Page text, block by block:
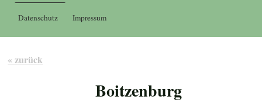
Datenschutz Impressum
« zurück
Boitzenburg